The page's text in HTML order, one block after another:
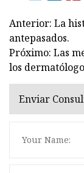
Anterior: La
antepasados.
Próximo: Las
los
Enviar